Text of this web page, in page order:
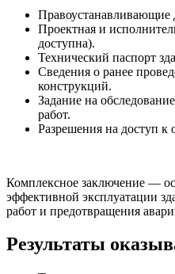
Правоустанавливающие
Проектная и
доступна).
Технический паспорт
Сведения о ранее
конструкций.
Задание на
работ.
Разрешения на доступ к
Комплексное заключение —
эффективной эксплуатации
работ и предотвращения
Результаты